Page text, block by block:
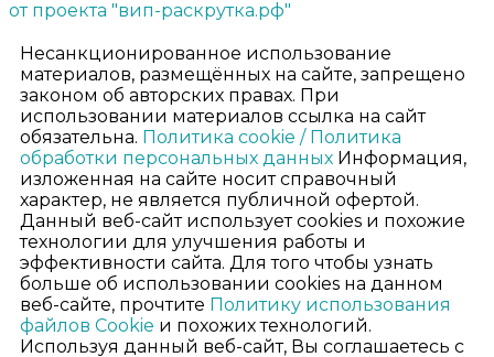
от проекта "вип-раскрутка.рф"
Несанкционированное использование
материалов, размещённых на сайте, запрещено
законом об авторских правах. При
использовании материалов ссылка на сайт
обязательна. Политика cookie / Политика
обработки персональных данных Информация,
изложенная на сайте носит справочный
характер, не является публичной офертой.
Данный веб-сайт использует cookies и похожие
технологии для улучшения работы и
эффективности сайта. Для того чтобы узнать
больше об использовании cookies на данном
веб-сайте, прочтите Политику использования
файлов Cookie и похожих технологий.
Используя данный веб-сайт, Вы соглашаетесь с